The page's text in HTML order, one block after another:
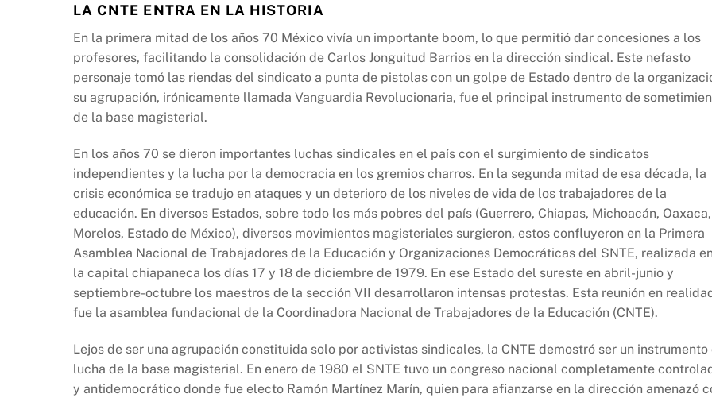
LA CNTE ENTRA EN LA HISTORIA
En la primera mitad de los años 70 México vivía un importante boom, lo que permitió dar concesiones a los
profesores, facilitando la consolidación de Carlos Jonguitud Barrios en la dirección sindical. Este nefasto
personaje tomó las riendas del sindicato a punta de pistolas con un golpe de Estado dentro de la
su agrupación, irónicamente llamada Vanguardia Revolucionaria, fue el principal instrumento de
de la base magisterial.
En los años 70 se dieron importantes luchas sindicales en el país con el surgimiento de sindicatos
independientes y la lucha por la democracia en los gremios charros. En la segunda mitad de esa década, la
crisis económica se tradujo en ataques y un deterioro de los niveles de vida de los trabajadores de la
educación. En diversos Estados, sobre todo los más pobres del país (Guerrero, Chiapas, Michoacán, Oaxaca,
Morelos, Estado de México), diversos movimientos magisteriales surgieron, estos confluyeron en la Primera
Asamblea Nacional de Trabajadores de la Educación y Organizaciones Democráticas del SNTE, realizada en
la capital chiapaneca los días 17 y 18 de diciembre de 1979. En ese Estado del sureste en abril-junio y
septiembre-octubre los maestros de la sección VII desarrollaron intensas protestas. Esta reunión en realidad
fue la asamblea fundacional de la Coordinadora Nacional de Trabajadores de la Educación (CNTE).
Lejos de ser una agrupación constituida solo por activistas sindicales, la CNTE demostró ser un instrumento
lucha de la base magisterial. En enero de 1980 el SNTE tuvo un congreso nacional completamente
y antidemocrático donde fue electo Ramón Martínez Marín, quien para afianzarse en la dirección amenazó